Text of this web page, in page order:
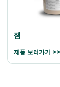
잼
제품 보러가기 >>